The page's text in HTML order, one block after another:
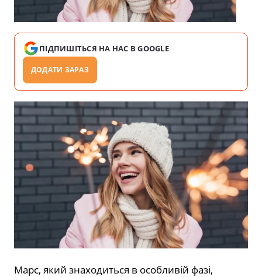
ПІДПИШІТЬСЯ НА НАС В GOOGLE
ДОДАТИ ЗАРАЗ
Марс, який знаходиться в особливій фазі,